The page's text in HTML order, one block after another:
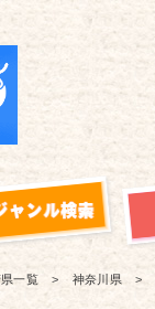
一覧 神奈川県